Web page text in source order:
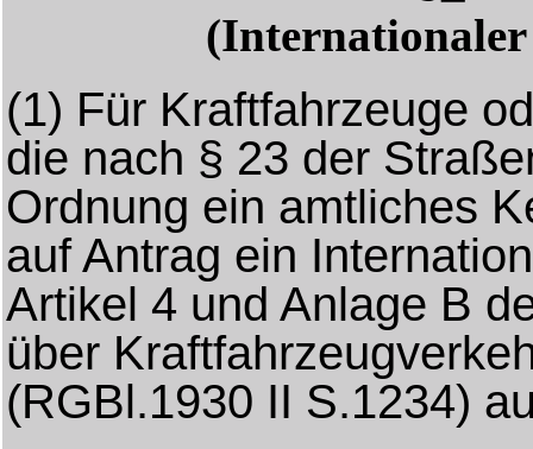
(1) Für Kraftfahrzeuge
die nach § 23 der
Ordnung ein amtliches
auf Antrag ein
Artikel 4 und Anlage B
über
(RGBl.1930 II S.1234)